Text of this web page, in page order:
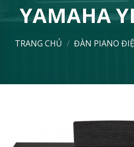
YAMAHA
TRANG CHỦ / ĐÀN PIANO